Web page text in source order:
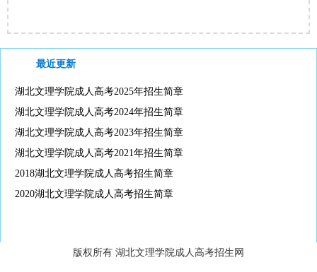
最近更新
湖北文理学院成人高考2025年招生简章
湖北文理学院成人高考2024年招生简章
湖北文理学院成人高考2023年招生简章
湖北文理学院成人高考2021年招生简章
2018湖北文理学院成人高考招生简章
2020湖北文理学院成人高考招生简章
版权所有 湖北文理学院成人高考招生网